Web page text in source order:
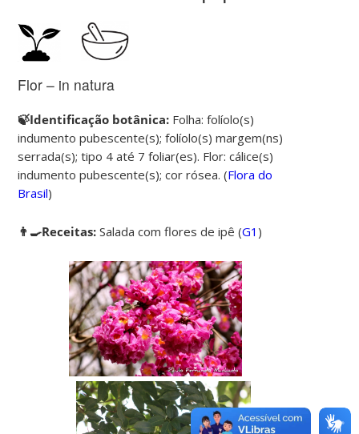
Flor – in natura
🍃Identificação botânica: Folha: folíolo(s)
indumento pubescente(s); folíolo(s) margem(ns)
serrada(s); tipo 4 até 7 foliar(es). Flor: cálice(s)
indumento pubescente(s); cor rósea. (Flora do
Brasil)
👨‍🍳Receitas:Salada com flores de ipê (G1 )